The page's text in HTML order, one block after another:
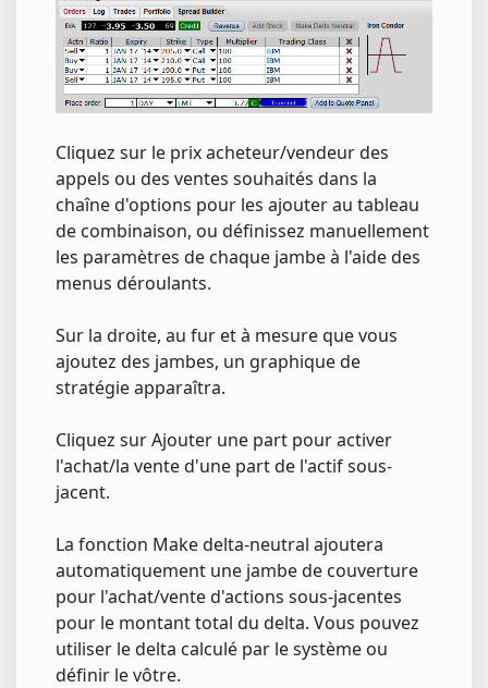
Cliquez sur le prix acheteur/vendeur des
appels ou des ventes souhaités dans la
chaîne d'options pour les ajouter au tableau
de combinaison, ou définissez manuellement
les paramètres de chaque jambe à l'aide des
menus déroulants.
Sur la droite, au fur et à mesure que vous
ajoutez des jambes, un graphique de
stratégie apparaîtra.
Cliquez sur Ajouter une part pour activer
l'achat/la vente d'une part de l'actif sous-
jacent.
La fonction Make delta-neutral ajoutera
automatiquement une jambe de couverture
pour l'achat/vente d'actions sous-jacentes
pour le montant total du delta. Vous pouvez
utiliser le delta calculé par le système ou
définir le vôtre.